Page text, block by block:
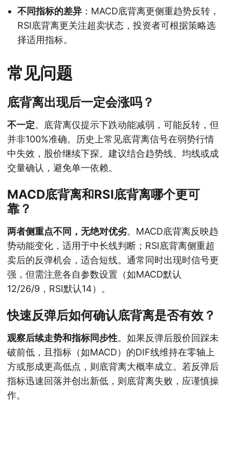
不同指标的差异 ：MACD底背离更侧重趋势反转，
RSI底背离更关注超卖状态，投资者可根据策略选
择适用指标。
常见问题
底背离出现后一定会涨吗？
不一定。底背离仅提示下跌动能减弱，可能反转，但
并非100%准确。历史上常见底背离信号在弱势行情
中失效，股价继续下探。建议结合趋势线、均线或成
交量确认，避免单一依赖。
MACD底背离和RSI底背离哪个更可
靠？
两者侧重点不同，无绝对优劣。MACD底背离反映趋
势动能变化，适用于中长线判断；RSI底背离侧重超
卖后的反弹机会，适合短线。通常同时出现时信号更
强，但需注意各自参数设置（如MACD默认
12/26/9，RSI默认14）。
快速反弹后如何确认底背离是否有效？
观察后续走势和指标同步性。如果反弹后股价回踩未
破前低，且指标（如MACD）的DIF线维持在零轴上
方或形成更高低点，则底背离大概率成立。若反弹后
指标迅速回落并创出新低，则底背离失败，应谨慎操
作。